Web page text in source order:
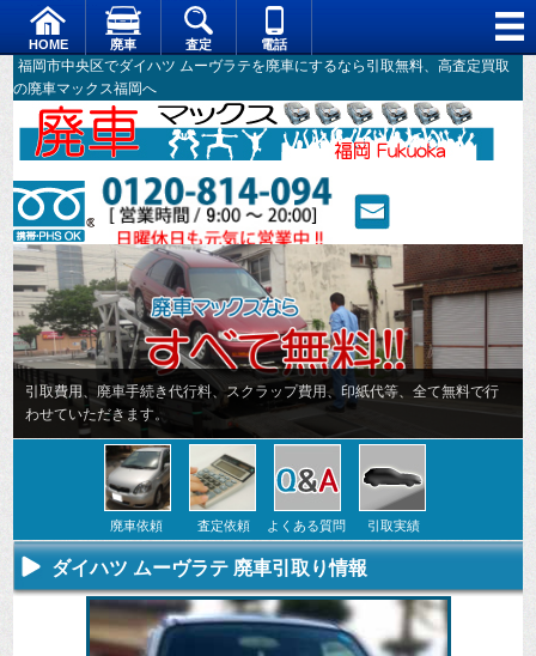
福岡市中央区でダイハツ ムーヴラテを廃車にするなら引取無料、高査定買取
の廃車マックス福岡へ
HOME 廃車 査定 電話
引取費用、廃車手続き代行料、スクラップ費用、印紙代等、全て無料で行
わせていただきます。
廃車依頼
不要になった
車の廃車手続
きを行いま
す。
査定依頼
専門スタッフ
がしっかりと
査定いたしま
す。
よくある質問
廃車全般に関
するよくある
質問
にお答えしま
す。
引取実績
た車や下取で
買取った車の
実績データ
ダイハツ ムーヴラテ 廃車引取り情報